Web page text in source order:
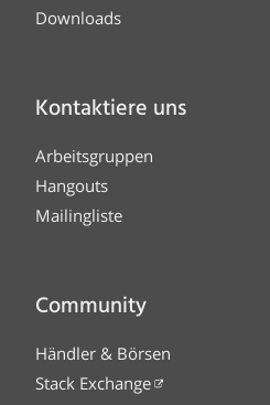
Downloads
Kontaktiere uns
Arbeitsgruppen
Hangouts
Mailingliste
Community
Händler & Börsen
Stack Exchange